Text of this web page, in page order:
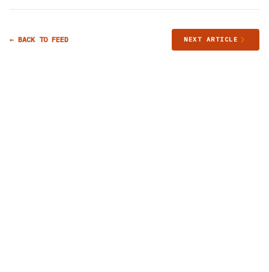
← BACK TO FEED NEXT ARTICLE